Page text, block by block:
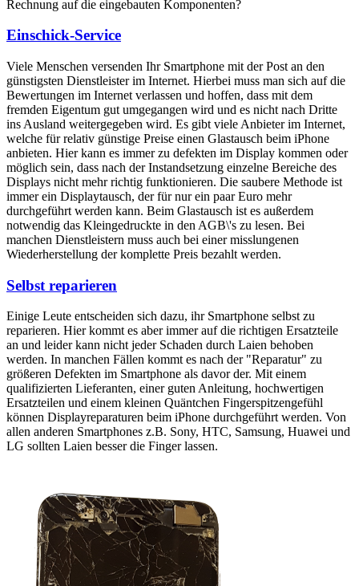
Rechnung auf die eingebauten Komponenten?
Einschick-Service
Viele Menschen versenden Ihr Smartphone mit der Post an den
günstigsten Dienstleister im Internet. Hierbei muss man sich auf die
Bewertungen im Internet verlassen und hoffen, dass mit dem
fremden Eigentum gut umgegangen wird und es nicht nach Dritte
ins Ausland weitergegeben wird. Es gibt viele Anbieter im Internet,
welche für relativ günstige Preise einen Glastausch beim iPhone
anbieten. Hier kann es immer zu defekten im Display kommen oder
möglich sein, dass nach der Instandsetzung einzelne Bereiche des
Displays nicht mehr richtig funktionieren. Die saubere Methode ist
immer ein Displaytausch, der für nur ein paar Euro mehr
durchgeführt werden kann. Beim Glastausch ist es außerdem
notwendig das Kleingedruckte in den AGB\'s zu lesen. Bei
manchen Dienstleistern muss auch bei einer misslungenen
Wiederherstellung der komplette Preis bezahlt werden.
Selbst reparieren
Einige Leute entscheiden sich dazu, ihr Smartphone selbst zu
reparieren. Hier kommt es aber immer auf die richtigen Ersatzteile
an und leider kann nicht jeder Schaden durch Laien behoben
werden. In manchen Fällen kommt es nach der "Reparatur" zu
größeren Defekten im Smartphone als davor der. Mit einem
qualifizierten Lieferanten, einer guten Anleitung, hochwertigen
Ersatzteilen und einem kleinen Quäntchen Fingerspitzengefühl
können Displayreparaturen beim iPhone durchgeführt werden. Von
allen anderen Smartphones z.B. Sony, HTC, Samsung, Huawei und
LG sollten Laien besser die Finger lassen.